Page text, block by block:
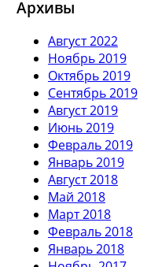
Архивы
Август 2022
Ноябрь 2019
Октябрь 2019
Сентябрь 2019
Август 2019
Июнь 2019
Февраль 2019
Январь 2019
Август 2018
Май 2018
Март 2018
Февраль 2018
Январь 2018